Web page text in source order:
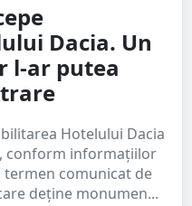
Dacia. Un
l-ar putea
Hotelului Dacia
conform informațiilor
termen comunicat de
deține monumen...